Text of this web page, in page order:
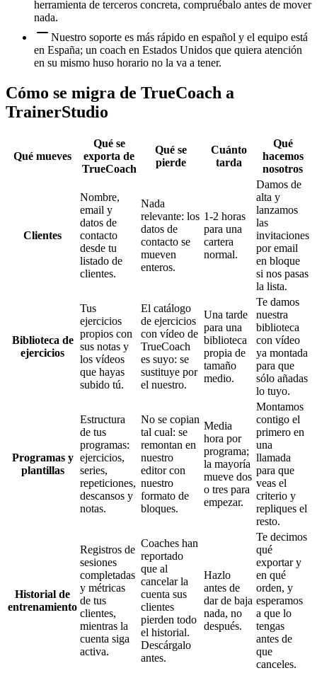
herramienta de terceros concreta, compruébalo antes de mover
nada.
Nuestro soporte es más rápido en español y el equipo está
en España; un coach en Estados Unidos que quiera atención
en su mismo huso horario no la va a tener.
Cómo se migra de TrueCoach a
TrainerStudio
Qué mueves
Qué se
exporta de
TrueCoach
Qué se
pierde
Cuánto
tarda
Qué
hacemos
nosotros
Clientes
Nombre,
email y
datos de
contacto
desde tu
listado de
clientes.
Nada
relevante: los
datos de
contacto se
mueven
enteros.
1-2 horas
para una
cartera
normal.
Damos de
alta y
lanzamos
las
invitaciones
por email
en bloque
si nos pasas
la lista.
Biblioteca de
ejercicios
Tus
ejercicios
propios con
sus notas y
los vídeos
que hayas
subido tú.
El catálogo
de ejercicios
con vídeo de
TrueCoach
es suyo: se
sustituye por
el nuestro.
Una tarde
para una
biblioteca
propia de
tamaño
medio.
Te damos
nuestra
biblioteca
con vídeo
ya montada
para que
sólo añadas
lo tuyo.
Programas y
plantillas
Estructura
de tus
programas:
ejercicios,
series,
repeticiones,
descansos y
notas.
No se copian
tal cual: se
remontan en
nuestro
editor con
nuestro
formato de
bloques.
Media
hora por
programa;
la mayoría
mueve dos
o tres para
empezar.
Montamos
contigo el
primero en
una
llamada
para que
veas el
criterio y
repliques el
resto.
Historial de
entrenamiento
Registros de
sesiones
completadas
y métricas
de tus
clientes,
mientras la
cuenta siga
activa.
Coaches han
reportado
que al
cancelar la
cuenta sus
clientes
pierden todo
el historial.
Descárgalo
antes.
Hazlo
antes de
dar de baja
nada, no
después.
Te decimos
qué
exportar y
en qué
orden, y
esperamos
a que lo
tengas
antes de
que
canceles.